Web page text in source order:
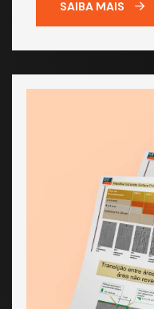
SAIBA MAIS